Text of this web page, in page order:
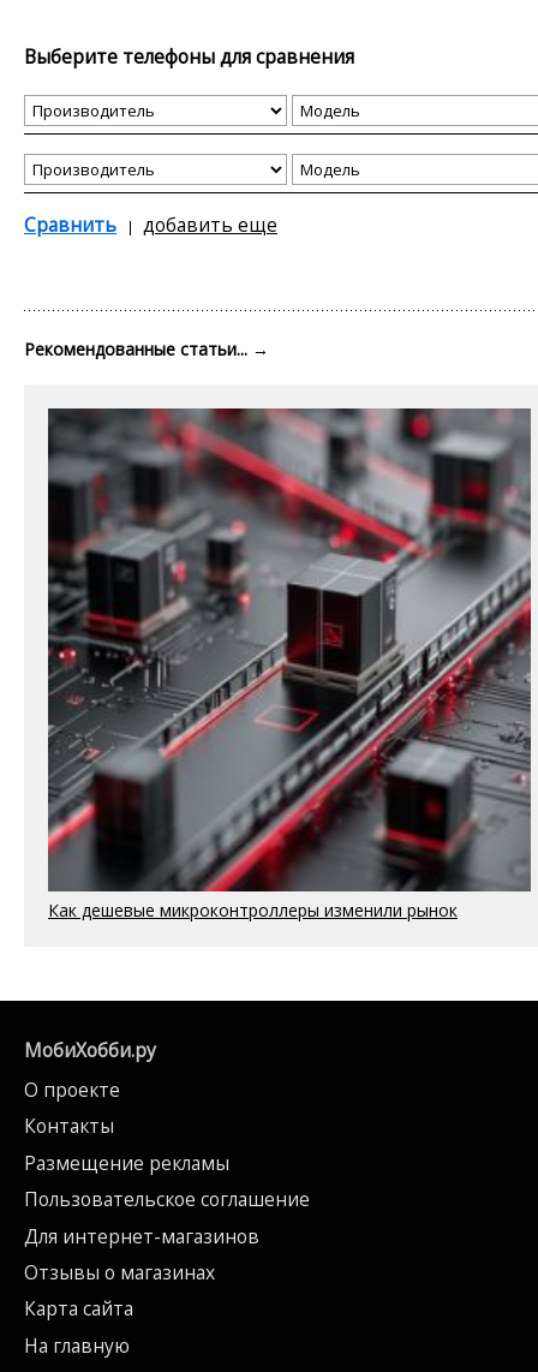
Выберите телефоны для сравнения
Сравнить добавить еще
Рекомендованные статьи... →
Как дешевые микроконтроллеры изменили рынок
МобиХобби.ру
О проекте
Контакты
Размещение рекламы
Пользовательское соглашение
Для интернет-магазинов
Отзывы о магазинах
Карта сайта
На главную